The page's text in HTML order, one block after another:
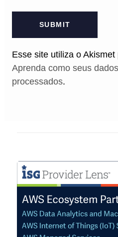
Esse site utiliza o
Aprenda como seus
processados.